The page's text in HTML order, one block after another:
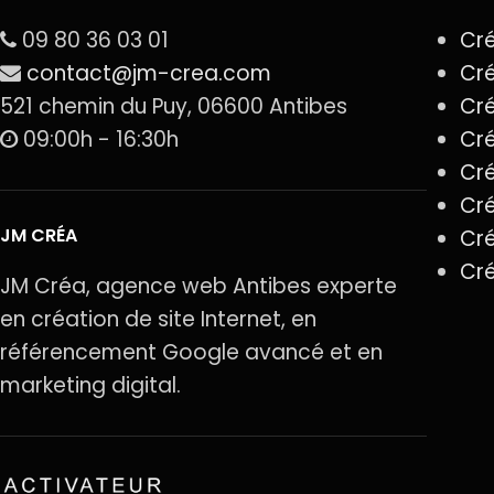
09 80 36 03 01
contact@jm-crea.com
521 chemin du Puy, 06600 Antibes
09:00h - 16:30h
JM CRÉA
JM Créa, agence web Antibes experte
en création de site Internet, en
référencement Google avancé et en
marketing digital.